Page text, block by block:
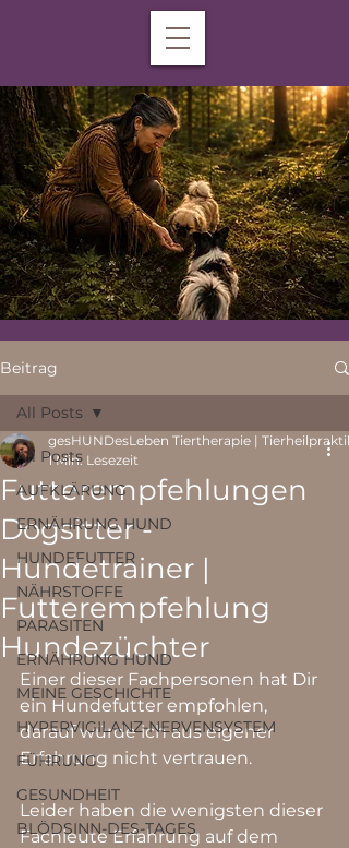
Beitrag
All Posts
AUFKLÄRUNG
ERNÄHRUNG HUND
HUNDEFUTTER
NÄHRSTOFFE
PARASITEN
ERNÄHRUNG HUND
MEINE GESCHICHTE
HYPERVIGILANZ-NERVENSYSTEM
FÜHRUNG
GESUNDHEIT
BLÖDSINN-DES-TAGES
All Posts
Futterempfehlungen
Dogsitter -
Hundetrainer |
Futterempfehlung
Hundezüchter
gesHUNDesLeben Tiertherapie |
1 Min. Lesezeit
Einer dieser Fachpersonen hat Dir
ein Hundefutter empfohlen,
darauf würde ich aus eigener
Erfahrung nicht vertrauen.
Leider haben die wenigsten dieser
Fachleute Erfahrung auf dem